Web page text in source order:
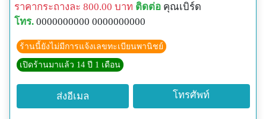
ราคากระถางละ 800.00 บาท ติดต่อ คุณเบิร์ด
โทร. 0000000000 0000000000
ร้านนี้ยังไม่มีการแจ้งเลขทะเบียนพานิชย์
เปิดร้านมาแล้ว 14 ปี 1 เดือน
ส่งอีเมล โทรศัพท์